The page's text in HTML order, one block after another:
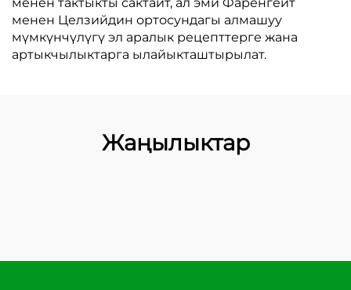
менен Целзийдин ортосундагы алмашуу
мүмкүнчүлүгү эл аралык рецепттерге жана
артыкчылыктарга ылайыкташтырылат.
Жаңылыктар